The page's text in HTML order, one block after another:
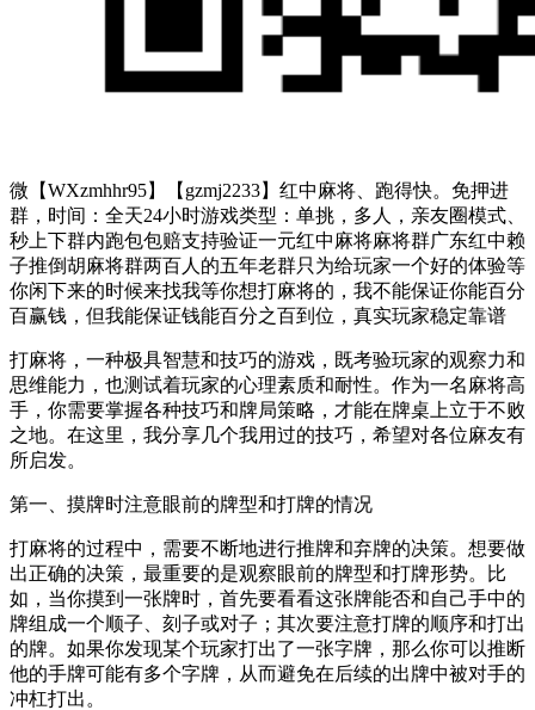
微【WXzmhhr95】【gzmj2233】红中麻将、跑得快。免押进
群，时间：全天24小时游戏类型：单挑，多人，亲友圈模式、
秒上下群内跑包包赔支持验证一元红中麻将麻将群广东红中赖
子推倒胡麻将群两百人的五年老群只为给玩家一个好的体验等
你闲下来的时候来找我等你想打麻将的，我不能保证你能百分
百赢钱，但我能保证钱能百分之百到位，真实玩家稳定靠谱
打麻将，一种极具智慧和技巧的游戏，既考验玩家的观察力和
思维能力，也测试着玩家的心理素质和耐性。作为一名麻将高
手，你需要掌握各种技巧和牌局策略，才能在牌桌上立于不败
之地。在这里，我分享几个我用过的技巧，希望对各位麻友有
所启发。
第一、摸牌时注意眼前的牌型和打牌的情况
打麻将的过程中，需要不断地进行推牌和弃牌的决策。想要做
出正确的决策，最重要的是观察眼前的牌型和打牌形势。比
如，当你摸到一张牌时，首先要看看这张牌能否和自己手中的
牌组成一个顺子、刻子或对子；其次要注意打牌的顺序和打出
的牌。如果你发现某个玩家打出了一张字牌，那么你可以推断
他的手牌可能有多个字牌，从而避免在后续的出牌中被对手的
冲杠打出。